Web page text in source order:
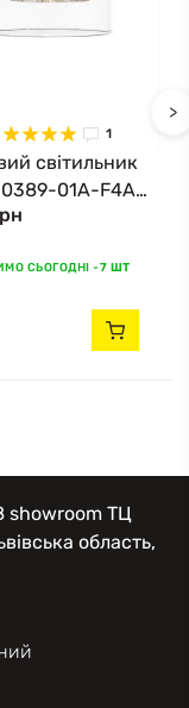
1
світильник
01A-F4AC
СЬОГОДНІ -7 ШТ
>
showroom ТЦ
область,